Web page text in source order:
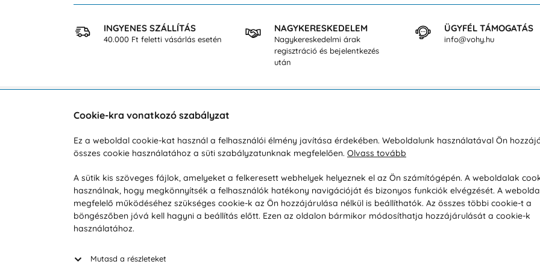
INGYENES SZÁLLÍTÁS
40.000 Ft feletti vásárlás esetén
NAGYKERESKEDELEM
Nagykereskedelmi árak
regisztráció és bejelentkezés
után
ÜGYFÉL TÁMOGATÁS
info@vohy.hu
Hétköznap 8:00-tól 16:00-ig
info@vohy.hu
Reklamáció / Áru visszaküldése
Szállítás és fizetés
Üzleti feltételek
Visszaküldési politika
Társaságról
Magánélet
Tanácsadó iroda
Cookie-kra vonatkozó szabályzat
Ez a weboldal cookie-kat használ a felhasználói élmény javítása érdekében. Weboldalunk használatával Ön
összes cookie használatához a süti szabályzatunknak megfelelően. Olvass tovább
A sütik kis szöveges fájlok, amelyeket a felkeresett webhelyek helyeznek el az Ön számítógépén. A weboldalak
használnak, hogy megkönnyítsék a felhasználók hatékony navigációját és bizonyos funkciók elvégzését. A
megfelelő működéséhez szükséges cookie-k az Ön hozzájárulása nélkül is beállíthatók. Az összes többi cookie-t a
böngészőben jóvá kell hagyni a beállítás előtt. Ezen az oldalon bármikor módosíthatja hozzájárulását a cookie-k
használatához.
Mutasd a részleteket